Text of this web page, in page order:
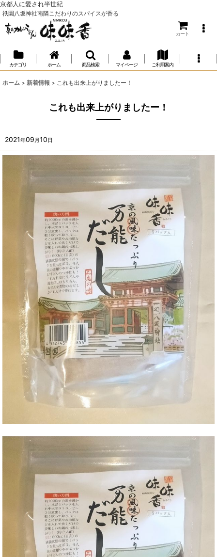
京都人に愛され半世紀
祇園八坂神社南隣こだわりのスパイスが香る
カート
カテゴリ ホーム 商品検索 マイページ ご利用案内
ホーム > 新着情報 > これも出来上がりましたー！
これも出来上がりましたー！
2021年09 月10日